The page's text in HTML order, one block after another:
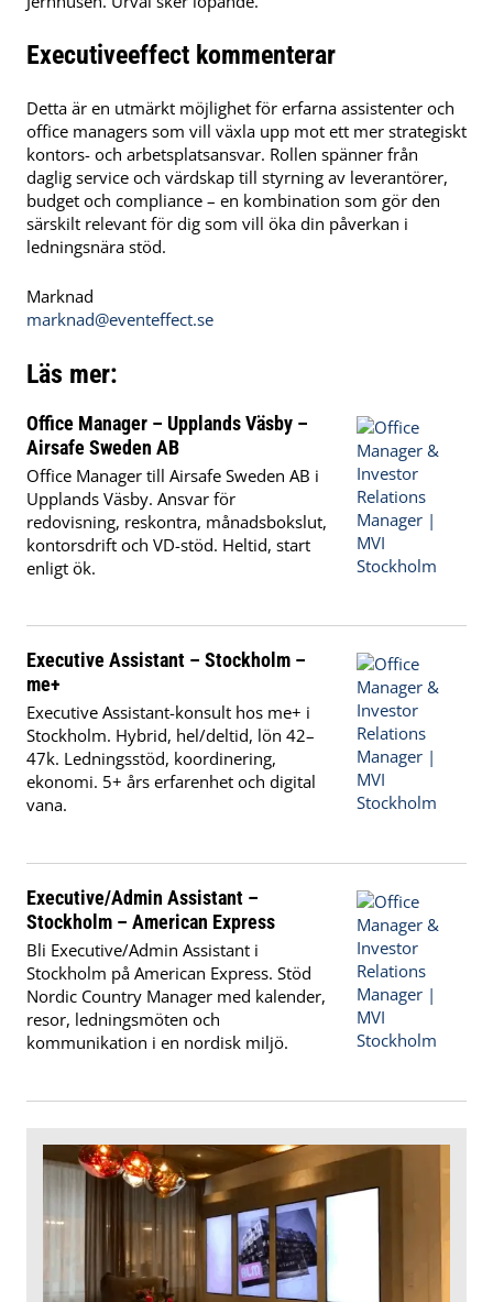
Executiveeffect kommenterar
Detta är en utmärkt möjlighet för erfarna assistenter och
office managers som vill växla upp mot ett mer strategiskt
kontors- och arbetsplatsansvar. Rollen spänner från
daglig service och värdskap till styrning av leverantörer,
budget och compliance – en kombination som gör den
särskilt relevant för dig som vill öka din påverkan i
ledningsnära stöd.
Marknad
marknad@eventeffect.se
Läs mer:
Office Manager – Upplands Väsby –
Airsafe Sweden AB
Office Manager till Airsafe Sweden AB i
Upplands Väsby. Ansvar för
redovisning, reskontra, månadsbokslut,
kontorsdrift och VD-stöd. Heltid, start
enligt ök.
Executive Assistant – Stockholm –
me+
Executive Assistant-konsult hos me+ i
Stockholm. Hybrid, hel/deltid, lön 42–
47k. Ledningsstöd, koordinering,
ekonomi. 5+ års erfarenhet och digital
vana.
Executive/Admin Assistant –
Stockholm – American Express
Bli Executive/Admin Assistant i
Stockholm på American Express. Stöd
Nordic Country Manager med kalender,
resor, ledningsmöten och
kommunikation i en nordisk miljö.